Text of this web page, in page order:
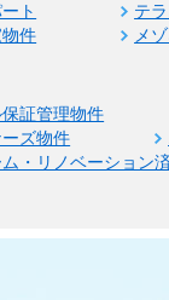
ト テ
件
メ
証管理物件
ズ物件
ム・リノベーション